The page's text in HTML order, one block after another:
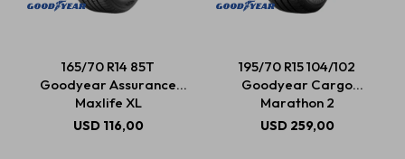
165/70 R14 85T
Goodyear Assurance
Maxlife XL
USD 116,00
195/70 R15 104/102
Goodyear Cargo
Marathon 2
USD 259,00
Estética automotriz